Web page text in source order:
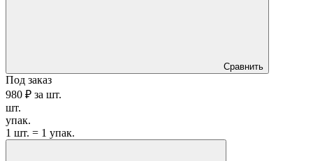
Сравнить
Под заказ
980 ₽ за шт.
шт.
упак.
1 шт. = 1 упак.